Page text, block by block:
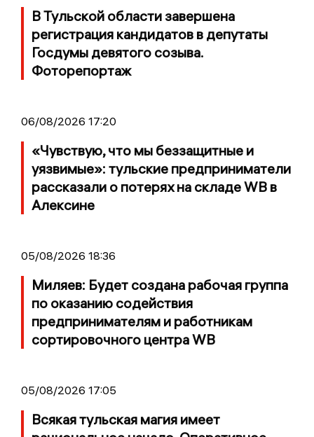
В Тульской области завершена
регистрация кандидатов в депутаты
Госдумы девятого созыва.
Фоторепортаж
06/08/2026 17:20
«Чувствую, что мы беззащитные и
уязвимые»: тульские предприниматели
рассказали о потерях на складе WB в
Алексине
05/08/2026 18:36
Миляев: Будет создана рабочая группа
по оказанию содействия
предпринимателям и работникам
сортировочного центра WB
05/08/2026 17:05
Всякая тульская магия имеет